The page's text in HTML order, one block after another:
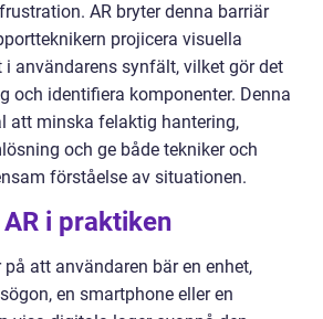
AR bryter denna barriär
projicera visuella
i användarens synfält, vilket gör det
och identifiera komponenter. Denna
att minska felaktig hantering,
och ge både tekniker och
förståelse av situationen.
i praktiken
att användaren bär en enhet,
en smartphone eller en